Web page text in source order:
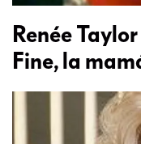
Renée
Fine, la